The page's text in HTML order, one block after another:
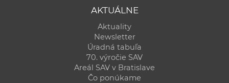
AKTUÁLNE
Aktuality
Newsletter
Úradná tabuľa
70. výročie SAV
Areál SAV v Bratislave
Čo ponúkame